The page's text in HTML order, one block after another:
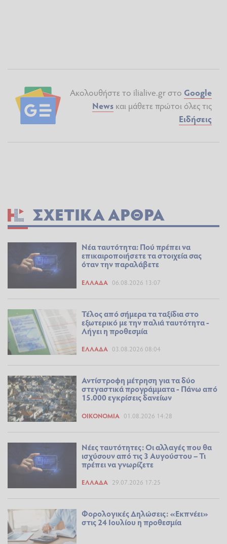
Ακολουθήστε το ilialive.gr στο Google
News και μάθετε πρώτοι όλες τις
Ειδήσεις
ΣΧΕΤΙΚΆ ΆΡΘΡΑ
Νέα ταυτότητα: Πού πρέπει να
επικαιροποιήσετε τα στοιχεία σας
όταν την παραλάβετε
ΕΛΛΆΔΑ 06.08.2026 13:07
Τέλος από σήμερα τα ταξίδια στο
εξωτερικό με την παλιά ταυτότητα -
Λήγει η προθεσμία
ΕΛΛΆΔΑ 03.08.2026 08:04
Αντίστροφη μέτρηση για τα δύο
στεγαστικά προγράμματα - Πάνω από
15.000 εγκρίσεις δανείων
ΟΙΚΟΝΟΜΊΑ 01.08.2026 14:28
Νέες ταυτότητες: Οι αλλαγές που θα
ισχύσουν από τις 3 Αυγούστου – Τι
πρέπει να γνωρίζετε
ΕΛΛΆΔΑ 29.07.2026 17:25
Φορολογικές Δηλώσεις: «Εκπνέει»
στις 24 Ιουλίου η προθεσμία